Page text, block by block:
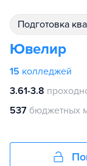
подготовка
Ювелир
15 колледжей
3.61-3.8
537 бюджетных